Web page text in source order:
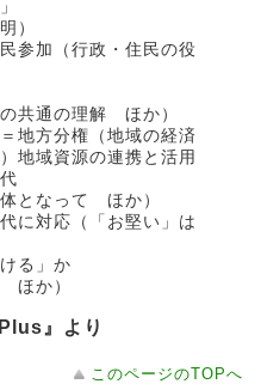
）
参加（行政・住民の役
共通の理解 ほか）
地方分権（地域の経済
地域資源の連携と活用
となって ほか）
に対応（「お堅い」は
る」か
ほか）
』より
このページのTOPへ